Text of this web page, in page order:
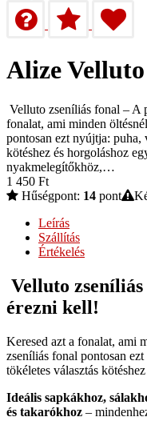
Alize
Velluto zseníliás fonal – A
fonalat, ami minden
pontosan ezt nyújtja: puha,
kötéshez és horgoláshoz
nyakmelegítőkhöz,…
1 450 Ft
Hűségpont: 14 pont
Leírás
Szállítás
Értékelés
Velluto
érezni kell!
Keresed azt a fonalat, ami
zseníliás fonal pontosan
tökéletes választás
Ideális sapkákhoz,
és takarókhoz –